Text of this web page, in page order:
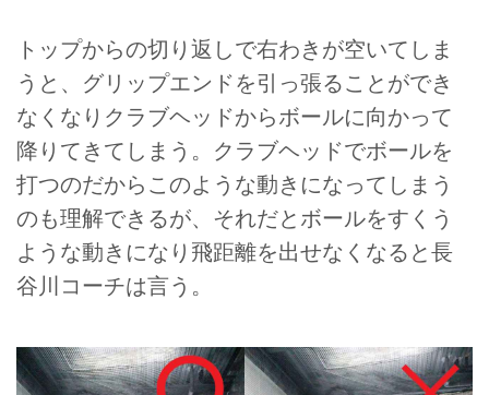
トップからの切り返しで右わきが空いてしま
うと、グリップエンドを引っ張ることができ
なくなりクラブヘッドからボールに向かって
降りてきてしまう。クラブヘッドでボールを
打つのだからこのような動きになってしまう
のも理解できるが、それだとボールをすくう
ような動きになり飛距離を出せなくなると長
谷川コーチは言う。